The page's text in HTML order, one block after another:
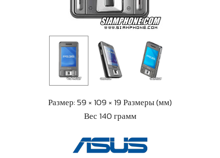
Размер: 59 × 109 × 19 Размеры (мм)
Вес 140 грамм